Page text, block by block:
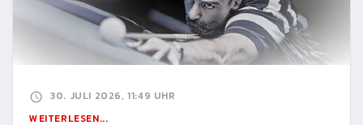
30. JULI 2026, 11:49 UHR
WEITERLESEN...